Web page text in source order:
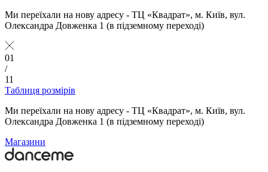
Ми переїхали на нову адресу - ТЦ «Квадрат», м. Київ, вул.
Олександра Довженка 1 (в підземному переході)
01
/
11
Таблиця розмірів
Ми переїхали на нову адресу - ТЦ «Квадрат», м. Київ, вул.
Олександра Довженка 1 (в підземному переході)
Магазини